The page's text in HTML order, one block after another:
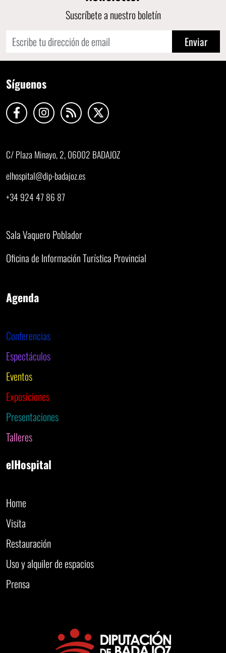
Suscríbete a nuestro boletín
Enviar
Síguenos
C/ Plaza Minayo, 2, 06002 BADAJOZ
elhospital@dip-badajoz.es
+34 924 47 86 87
Sala Vaquero Poblador
Oficina de Información Turística Provincial
Agenda
Conferencias
Espectáculos
Eventos
Exposiciones
Presentaciones
Talleres
elHospital
Home
Visita
Restauración
Uso y alquiler de espacios
Prensa